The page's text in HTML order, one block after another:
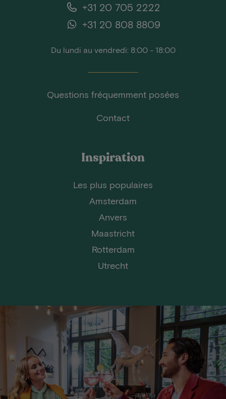
+31 20 705 2222
+31 20 808 8809
Du lundi au vendredi: 8:00 - 18:00
Questions fréquemment posées
Contact
Inspiration
Les plus populaires
Amsterdam
Anvers
Maastricht
Rotterdam
Utrecht